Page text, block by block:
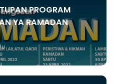
PROGRAM
YA RAMADAN